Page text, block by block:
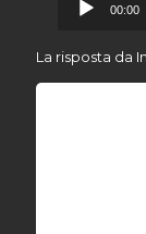
00:00
La risposta da